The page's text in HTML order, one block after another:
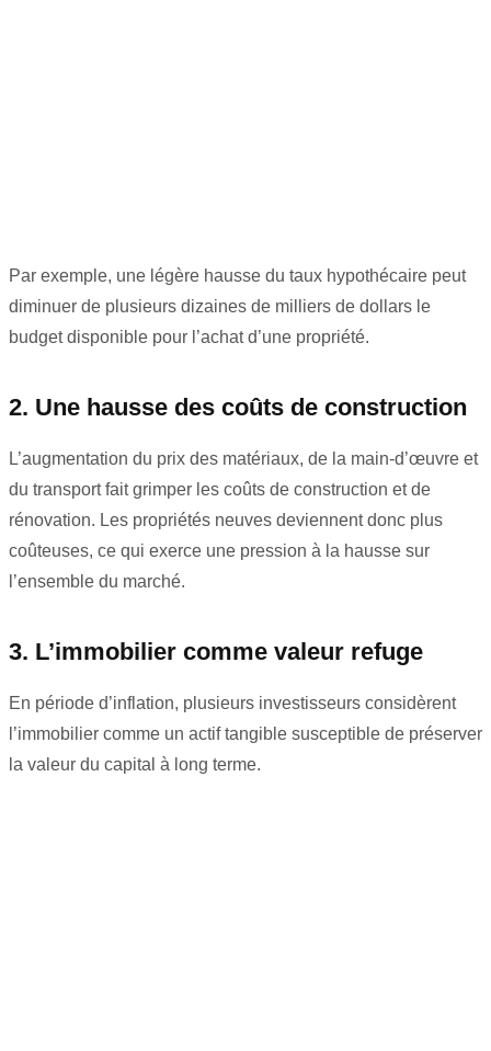
Par exemple, une légère hausse du taux hypothécaire peut
diminuer de plusieurs dizaines de milliers de dollars le
budget disponible pour l’achat d’une propriété.
2. Une hausse des coûts de construction
L’augmentation du prix des matériaux, de la main-d’œuvre et
du transport fait grimper les coûts de construction et de
rénovation. Les propriétés neuves deviennent donc plus
coûteuses, ce qui exerce une pression à la hausse sur
l’ensemble du marché.
3. L’immobilier comme valeur refuge
En période d’inflation, plusieurs investisseurs considèrent
l’immobilier comme un actif tangible susceptible de préserver
la valeur du capital à long terme.